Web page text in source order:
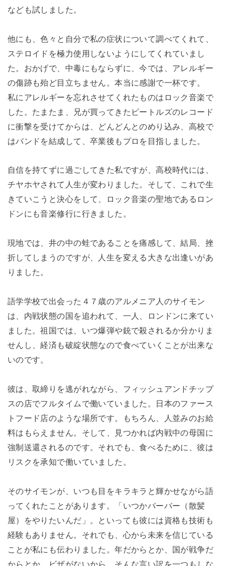
なども試しました。
他にも、色々と自分で私の症状について調べてくれて、
ステロイドを極力使用しないようにしてくれていまし
た。おかげで、中毒にもならずに、今では、アレルギー
の傷跡も殆ど目立ちません。本当に感謝で一杯です。
私にアレルギーを忘れさせてくれたものはロック音楽で
した。たまたま、兄が買ってきたビートルズのレコード
に衝撃を受けてからは、どんどんとのめり込み、高校で
はバンドを結成して、卒業後もプロを目指しました。
自信を持てずに過ごしてきた私ですが、高校時代には、
チヤホヤされて人生が変わりました。そして、これで生
きていこうと決心をして、ロック音楽の聖地であるロン
ドンにも音楽修行に行きました。
現地では、井の中の蛙であることを痛感して、結局、挫
折してしまうのですが、人生を変える大きな出逢いがあ
りました。
語学学校で出会った４７歳のアルメニア人のサイモン
は、内戦状態の国を追われて、一人、ロンドンに来てい
ました。祖国では、いつ爆弾や銃で殺されるか分かりま
せんし、経済も破綻状態なので食べていくことが出来な
いのです。
彼は、取締りを逃がれながら、フィッシュアンドチップ
スの店でフルタイムで働いていました。日本のファース
トフード店のような場所です。もちろん、人並みのお給
料はもらえません。そして、見つかれば内戦中の母国に
強制送還されるのです。それでも、食べるために、彼は
リスクを承知で働いていました。
そのサイモンが、いつも目をキラキラと輝かせながら語
ってくれたことがあります。「いつかバーバー（散髪
屋）をやりたいんだ」。といっても彼には資格も技術も
経験もありません。それでも、心から未来を信じている
ことが私にも伝わりました。年だからとか、国が戦争だ
からとか、ビザがないから、そんな言い訳を一つもしな